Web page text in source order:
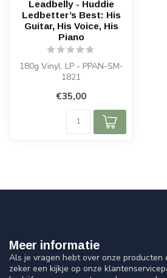
Leadbelly - Huddie
Ledbetter’s Best: His
Guitar, His Voice, His
Piano
180g Vinyl, LP - PPAN-SM-
1821
€35,00
Meer informatie
Als je vragen hebt over onze producten
zeker een kijkje op onze